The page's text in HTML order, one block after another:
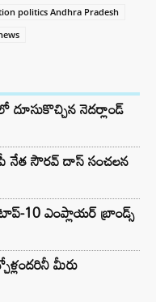
politics Andhra Pradesh
దూసుకొచ్చిన నెదర్లాండ్
నేత సౌరవ్ దాస్ సంచలన
10 ఎంప్లాయర్ బ్రాండ్స్
మీరు